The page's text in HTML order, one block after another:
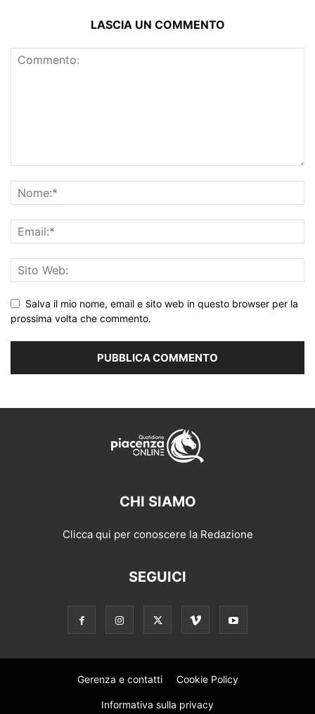
LASCIA UN COMMENTO
Salva il mio nome, email e sito web in questo browser per la
prossima volta che commento.
CHI SIAMO
Clicca qui per conoscere la Redazione
SEGUICI
Gerenza e contatti Cookie Policy
Informativa sulla privacy